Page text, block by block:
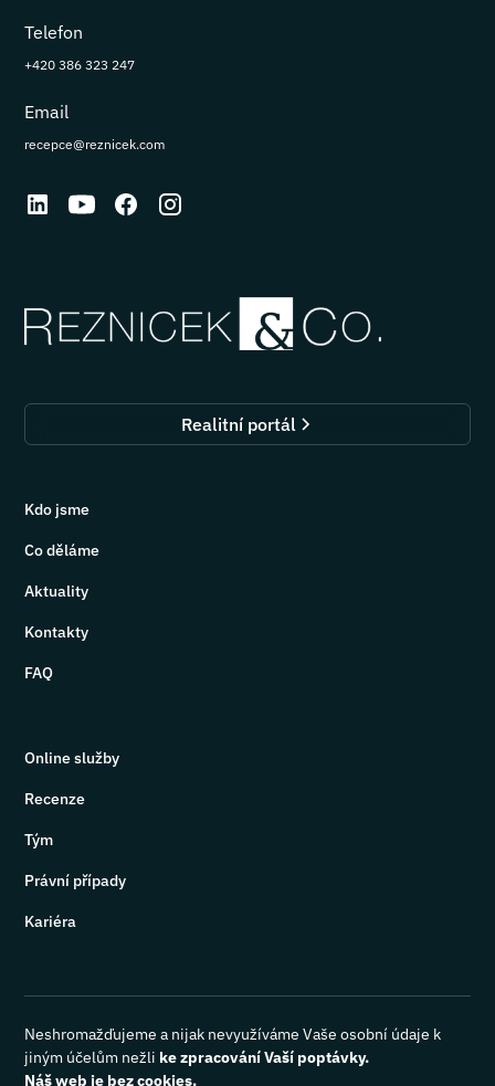
Telefon
+420 386 323 247
Email
recepce@reznicek.com
Realitní portál
Kdo jsme
Co děláme
Aktuality
Kontakty
FAQ
Online služby
Recenze
Tým
Právní případy
Kariéra
Neshromažďujeme a nijak nevyužíváme Vaše osobní údaje k
jiným účelům nežli ke zpracování Vaší poptávky.
Náš web je bez cookies.